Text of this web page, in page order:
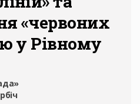
«червоних
у Рівному